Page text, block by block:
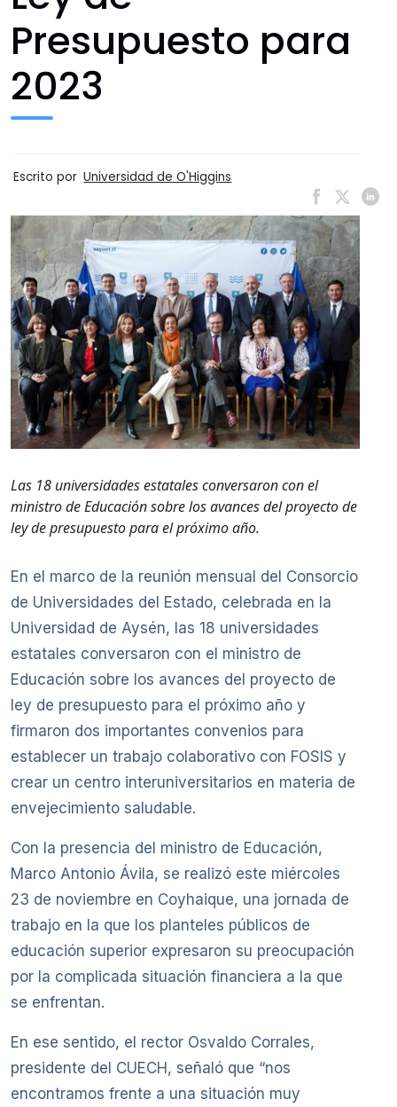
Presupuesto para
2023
Escrito por Universidad de O'Higgins
Las 18 universidades estatales conversaron con el
ministro de Educación sobre los avances del proyecto de
ley de presupuesto para el próximo año.
En el marco de la reunión mensual del Consorcio
de Universidades del Estado, celebrada en la
Universidad de Aysén, las 18 universidades
estatales conversaron con el ministro de
Educación sobre los avances del proyecto de
ley de presupuesto para el próximo año y
firmaron dos importantes convenios para
establecer un trabajo colaborativo con FOSIS y
crear un centro interuniversitarios en materia de
envejecimiento saludable.
Con la presencia del ministro de Educación,
Marco Antonio Ávila, se realizó este miércoles
23 de noviembre en Coyhaique, una jornada de
trabajo en la que los planteles públicos de
educación superior expresaron su preocupación
por la complicada situación financiera a la que
se enfrentan.
En ese sentido, el rector Osvaldo Corrales,
presidente del CUECH, señaló que “nos
encontramos frente a una situación muy